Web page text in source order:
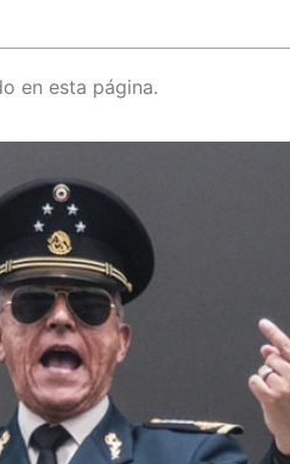
en esta página.